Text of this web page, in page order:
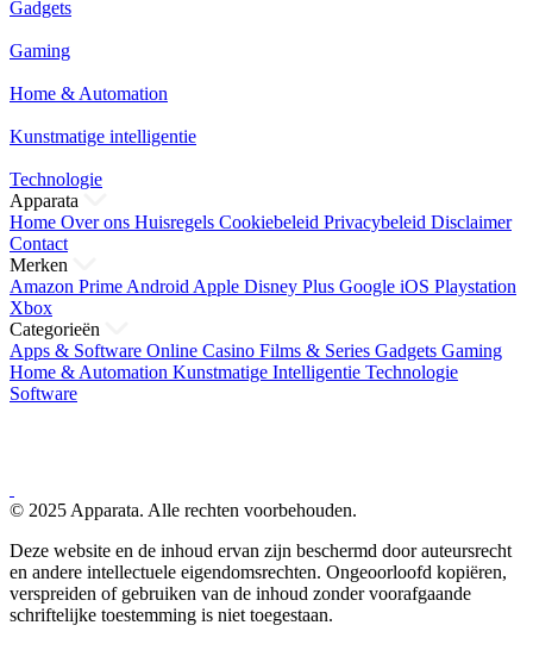
Gadgets
Gaming
Home & Automation
Kunstmatige intelligentie
Technologie
Apparata
Home Over ons Huisregels Cookiebeleid Privacybeleid Disclaimer
Contact
Merken
Amazon Prime Android Apple Disney Plus Google iOS Playstation
Xbox
Categorieën
Apps & Software Online Casino Films & Series Gadgets Gaming
Home & Automation Kunstmatige Intelligentie Technologie
Software
© 2025 Apparata. Alle rechten voorbehouden.
Deze website en de inhoud ervan zijn beschermd door auteursrecht
en andere intellectuele eigendomsrechten. Ongeoorloofd kopiëren,
verspreiden of gebruiken van de inhoud zonder voorafgaande
schriftelijke toestemming is niet toegestaan.